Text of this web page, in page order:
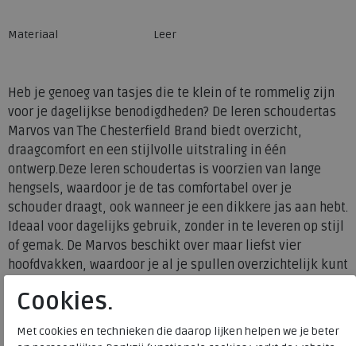
Heb je genoeg van tasjes die te klein of te rommelig zijn
voor je dagelijkse benodigdheden? De leren schoudertas
Marvos van The Chesterfield Brand biedt overzicht,
draagcomfort en een stijlvolle uitstraling in één
ontwerp.Deze leren schoudertas is voorzien van lange
hengsels, waardoor je de tas comfortabel over je
schouder draagt, ook wanneer je een dikkere jas aan hebt.
Ideaal voor dagelijks gebruik, zonder in te leveren op stijl
of gemak. De Marvos beschikt over maar liefst vier
hoofdvakken, waardoor je al je spullen overzichtelijk kunt
bevat geen extra opbergmogelijkheden, waardoor het
brillenkoker of andere essentials. Het vak dat daarop
Materiaal Leer
Cookies.
Met cookies en technieken die daarop lijken helpen we je beter